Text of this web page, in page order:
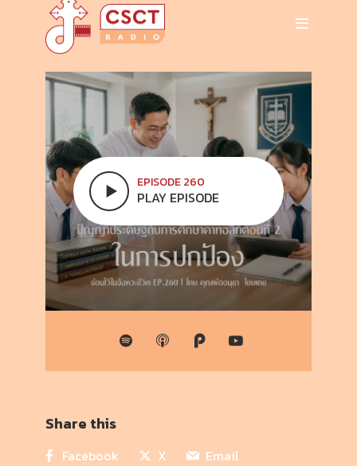
EPISODE 260
PLAY EPISODE
Share this
Facebook X
Email